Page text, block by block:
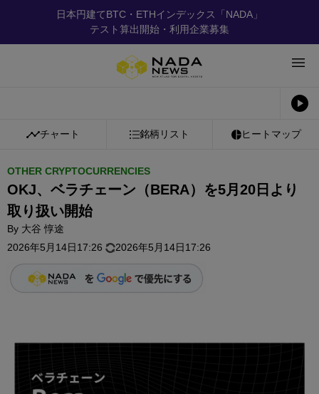
日本円建てBTC・ETHインデックス「NADA」
テスト算出開始・利用企業募集
チャート 銘柄リスト ヒートマップ
OTHER CRYPTOCURRENCIES
OKJ、ベラチェーン（BERA）を5月20日より
取り扱い開始
By 大谷 惇途
2026年5月14日17:26
2026年5月14日17:26